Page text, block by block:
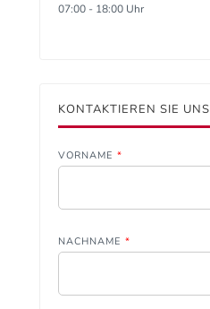
07:00 - 18:00 Uhr
KONTAKTIEREN SIE UNS
VORNAME *
NACHNAME *